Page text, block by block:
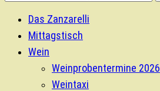
Das Zanzarelli
Mittagstisch
Wein
Weinprobentermine 2026
Weintaxi